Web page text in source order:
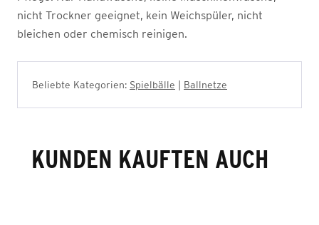
nicht Trockner geeignet, kein Weichspüler, nicht
bleichen oder chemisch reinigen.
Beliebte Kategorien: Spielbälle Ballnetze
KUNDEN KAUFTEN AUCH